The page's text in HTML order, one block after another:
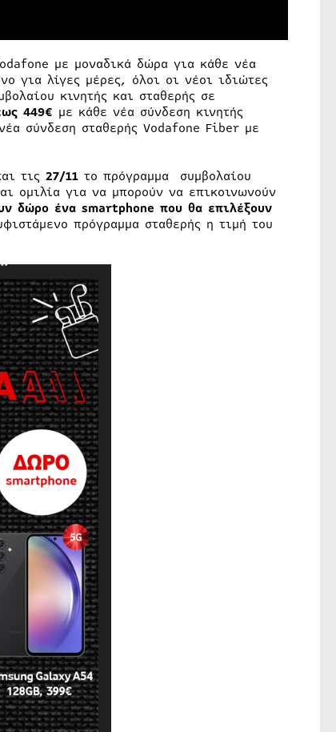
με μοναδικά δώρα για κάθε νέα
για λίγες μέρες, όλοι οι νέοι ιδιώτες
κινητής και σταθερής σε
449€ με κάθε νέα σύνδεση κινητής
σύνδεση σταθερής Vodafone Fiber με
τις 27/11το πρόγραμμα συμβολαίου
ομιλία για να μπορούν να επικοινωνούν
δώρο ένα smartphone που θα επιλέξουν
πρόγραμμα σταθερής η τιμή του